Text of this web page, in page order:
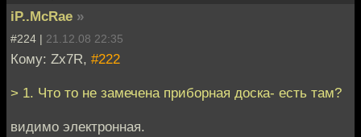
iP..McRae »
#224 | 21.12.08 22:35
Кому: Zx7R, #222
> 1. Что то не замечена приборная доска- есть там?
видимо электронная.